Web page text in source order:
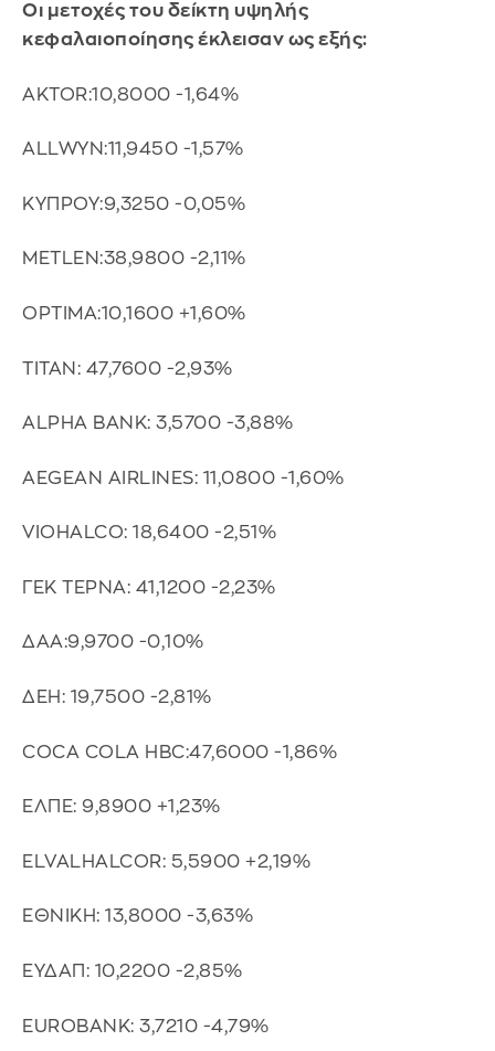
Οι μετοχές του δείκτη υψηλής
κεφαλαιοποίησης έκλεισαν ως εξής:
AKTOR:10,8000 -1,64%
ALLWYN:11,9450 -1,57%
ΚΥΠΡΟΥ:9,3250 -0,05%
METLEN:38,9800 -2,11%
OPTIMA:10,1600 +1,60%
ΤΙΤΑΝ: 47,7600 -2,93%
ALPHA BANK: 3,5700 -3,88%
AEGEAN AIRLINES: 11,0800 -1,60%
VIOHALCO: 18,6400 -2,51%
ΓΕΚ ΤΕΡΝΑ: 41,1200 -2,23%
ΔΑΑ:9,9700 -0,10%
ΔΕΗ: 19,7500 -2,81%
COCA COLA HBC:47,6000 -1,86%
ΕΛΠΕ: 9,8900 +1,23%
ELVALHALCOR: 5,5900 +2,19%
ΕΘΝΙΚΗ: 13,8000 -3,63%
ΕΥΔΑΠ: 10,2200 -2,85%
EUROBANK: 3,7210 -4,79%